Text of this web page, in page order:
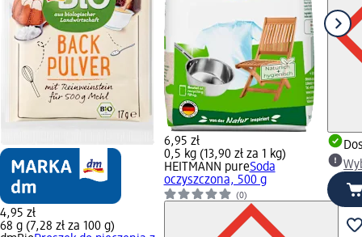
4,95 zł
68 g (7,28 zł za 100 g)
6,95 zł
0,5 kg (13,90 zł za 1 kg)
HEITMANN pureSoda
oczyszczona, 500 g
(0)